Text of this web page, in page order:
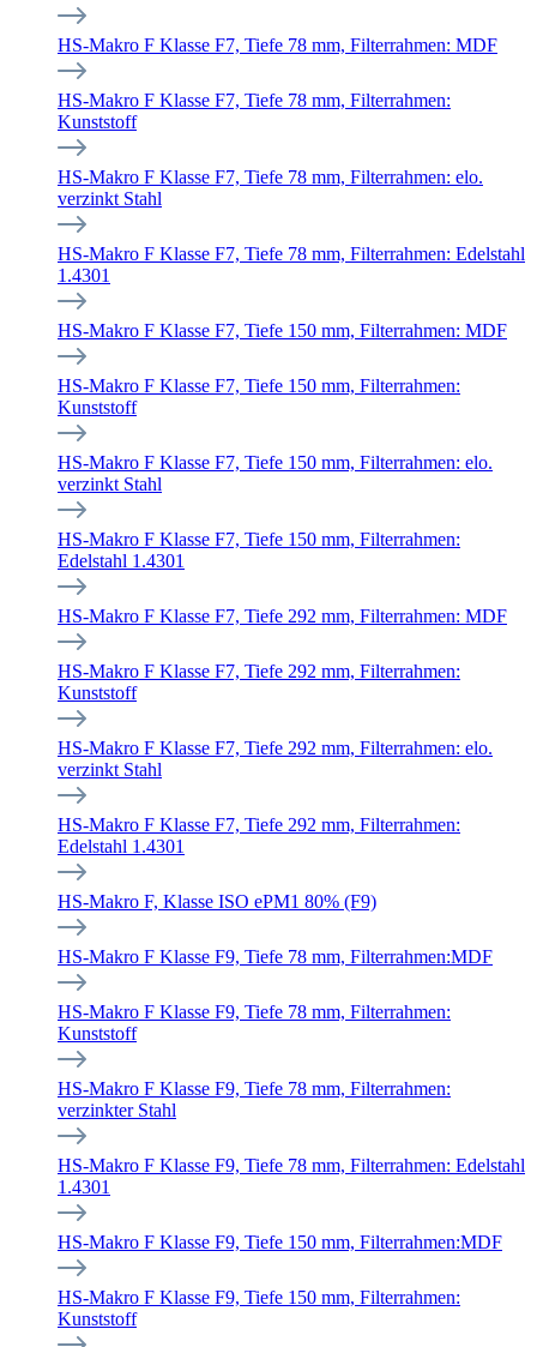
HS-Makro F Klasse F7, Tiefe 78 mm, Filterrahmen: MDF
HS-Makro F Klasse F7, Tiefe 78 mm, Filterrahmen:
Kunststoff
HS-Makro F Klasse F7, Tiefe 78 mm, Filterrahmen: elo.
verzinkt Stahl
HS-Makro F Klasse F7, Tiefe 78 mm, Filterrahmen: Edelstahl
1.4301
HS-Makro F Klasse F7, Tiefe 150 mm, Filterrahmen: MDF
HS-Makro F Klasse F7, Tiefe 150 mm, Filterrahmen:
Kunststoff
HS-Makro F Klasse F7, Tiefe 150 mm, Filterrahmen: elo.
verzinkt Stahl
HS-Makro F Klasse F7, Tiefe 150 mm, Filterrahmen:
Edelstahl 1.4301
HS-Makro F Klasse F7, Tiefe 292 mm, Filterrahmen: MDF
HS-Makro F Klasse F7, Tiefe 292 mm, Filterrahmen:
Kunststoff
HS-Makro F Klasse F7, Tiefe 292 mm, Filterrahmen: elo.
verzinkt Stahl
HS-Makro F Klasse F7, Tiefe 292 mm, Filterrahmen:
Edelstahl 1.4301
HS-Makro F, Klasse ISO ePM1 80% (F9)
HS-Makro F Klasse F9, Tiefe 78 mm, Filterrahmen:MDF
HS-Makro F Klasse F9, Tiefe 78 mm, Filterrahmen:
Kunststoff
HS-Makro F Klasse F9, Tiefe 78 mm, Filterrahmen:
verzinkter Stahl
HS-Makro F Klasse F9, Tiefe 78 mm, Filterrahmen: Edelstahl
1.4301
HS-Makro F Klasse F9, Tiefe 150 mm, Filterrahmen:MDF
HS-Makro F Klasse F9, Tiefe 150 mm, Filterrahmen:
Kunststoff